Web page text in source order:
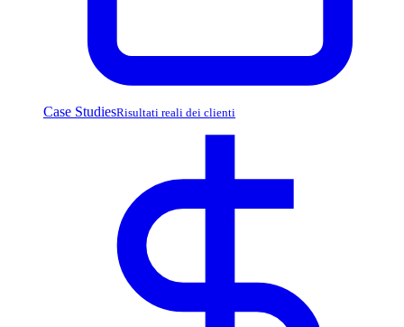
Case StudiesRisultati reali dei clienti